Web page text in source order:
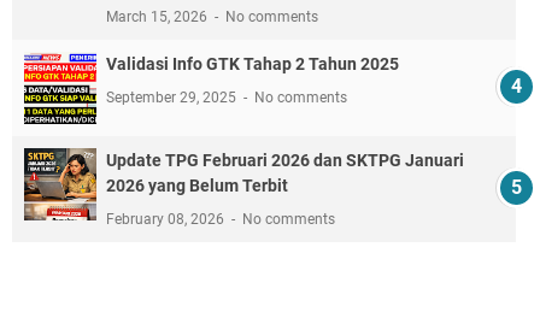
March 15, 2026 No comments
Validasi Info GTK Tahap 2 Tahun 2025
September 29, 2025 No comments
Update TPG Februari 2026 dan SKTPG Januari
2026 yang Belum Terbit
February 08, 2026 No comments